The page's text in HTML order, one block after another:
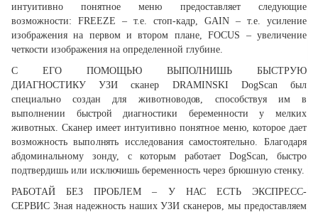
интуитивно понятное меню предоставляет следующие
возможности: FREEZE – т.е. стоп-кадр, GAIN – т.е. усиление
изображения на первом и втором плане,FOCUS – увеличение
четкости изображения на определенной глубине.
С ЕГО ПОМОЩЬЮ ВЫПОЛНИШЬ БЫСТРУЮ
ДИАГНОСТИКУУЗИ сканер DRAMINSKI DogScan был
специально создан для животноводов, способствуя им в
выполнении быстрой диагностики беременности у мелких
животных. Сканер имеет интуитивно понятное меню, которое дает
возможность выполнять исследования самостоятельно. Благодаря
абдоминальному зонду, с которым работает DogScan, быстро
подтвердишь или исключишь беременность через брюшную стенку.
РАБОТАЙ БЕЗ ПРОБЛЕМ – У НАС ЕСТЬ ЭКСПРЕСС-
СЕРВИС Зная надежность наших УЗИ сканеров, мы предоставляем